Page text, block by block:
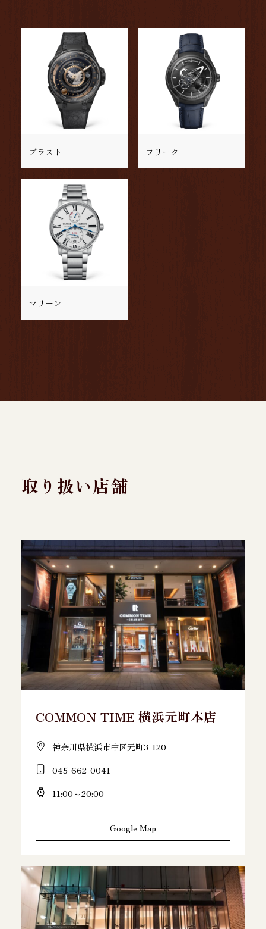
ブラスト フリーク
マリーン
取り扱い店舗
COMMON TIME 横浜元町本店
神奈川県横浜市中区元町3-120
045-662-0041
11:00～20:00
Google Map